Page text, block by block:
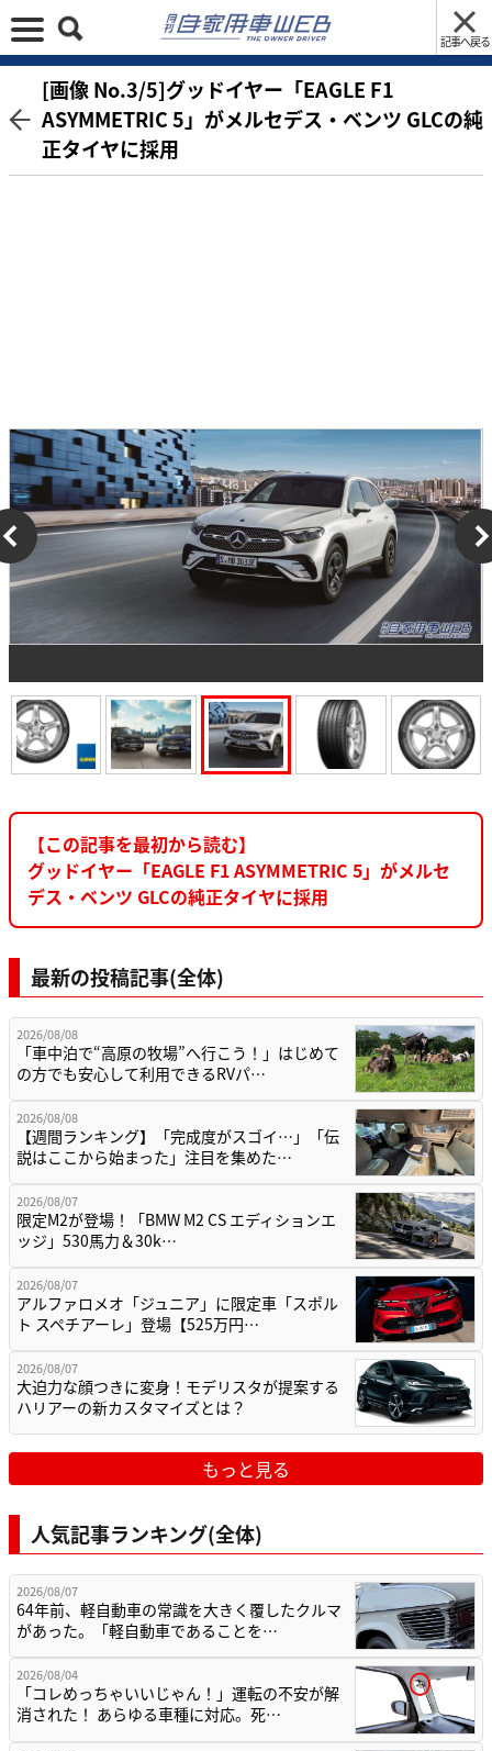
記事へ戻る
[画像 No.3/5]グッドイヤー「EAGLE F1
ASYMMETRIC 5」がメルセデス・ベンツ GLCの純
正タイヤに採用
【この記事を最初から読む】
グッドイヤー「EAGLE F1 ASYMMETRIC 5」がメルセ
デス・ベンツ GLCの純正タイヤに採用
最新の投稿記事(全体)
2026/08/08
「車中泊で“高原の牧場”へ行こう！」はじめて
の方でも安心して利用できるRVパ…
2026/08/08
【週間ランキング】「完成度がスゴイ…」「伝
説はここから始まった」注目を集めた…
2026/08/07
限定M2が登場！「BMW M2 CS エディションエ
ッジ」530馬力＆30k…
2026/08/07
アルファロメオ「ジュニア」に限定車「スポル
ト スペチアーレ」登場【525万円…
2026/08/07
大迫力な顔つきに変身！モデリスタが提案する
ハリアーの新カスタマイズとは？
もっと見る
人気記事ランキング(全体)
2026/08/07
64年前、軽自動車の常識を大きく覆したクルマ
があった。「軽自動車であることを…
2026/08/04
「コレめっちゃいいじゃん！」運転の不安が解
消された！ あらゆる車種に対応。死…